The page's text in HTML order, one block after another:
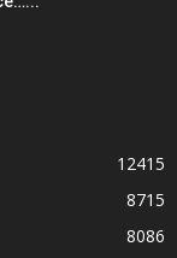
12415
8715
8086